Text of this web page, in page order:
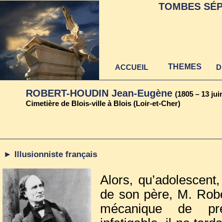
► Illusionniste français
ROBERT-HOUDIN Jean-Eugène (1805 – 13
Cimetière de Blois-ville à Blois (Loir-et-Cher)
Alors,
de son père, M.
mécanique de
TOMBES
ACCUEIL THEMES